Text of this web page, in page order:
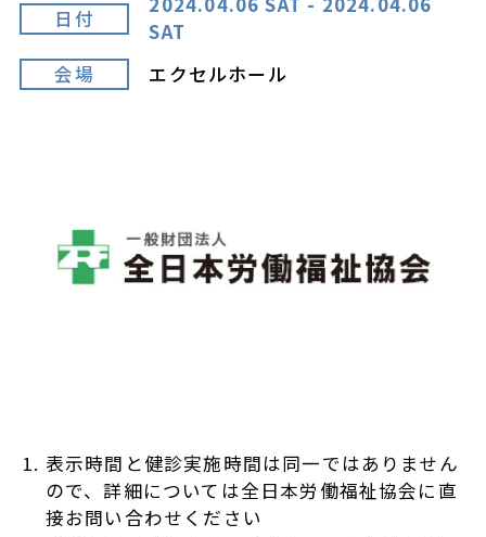
日付
SAT
会場
エクセルホール
表示時間と健診実施時間は同一ではありません
ので、詳細については全日本労働福祉協会に直
接お問い合わせください